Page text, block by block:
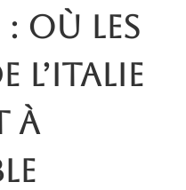
: où les
l’Italie
à